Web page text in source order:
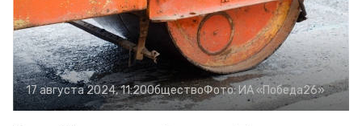
17 августа 2024, 11:20ОбществоФото: ИА «Победа26»